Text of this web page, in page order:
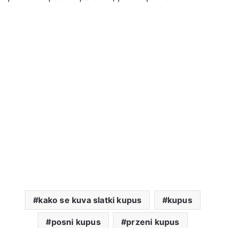
kako se kuva slatki kupus kupus
posni kupus przeni kupus